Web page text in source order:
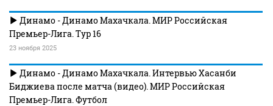
Динамо - Динамо Махачкала. МИР Российская
Премьер-Лига. Тур 16
23 ноября 2025
Динамо - Динамо Махачкала. Интервью Хасанби
Биджиева после матча (видео). МИР Российская
Премьер-Лига. Футбол